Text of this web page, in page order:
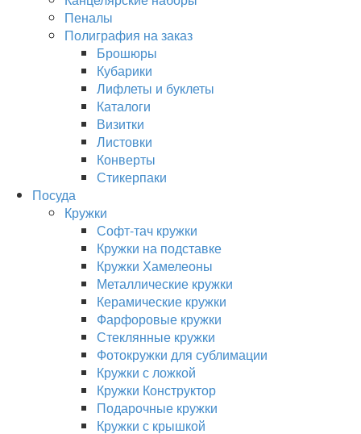
Пеналы
Полиграфия на заказ
Брошюры
Кубарики
Лифлеты и буклеты
Каталоги
Визитки
Листовки
Конверты
Стикерпаки
Посуда
Кружки
Софт-тач кружки
Кружки на подставке
Кружки Хамелеоны
Металлические кружки
Керамические кружки
Фарфоровые кружки
Стеклянные кружки
Фотокружки для сублимации
Кружки с ложкой
Кружки Конструктор
Подарочные кружки
Кружки с крышкой